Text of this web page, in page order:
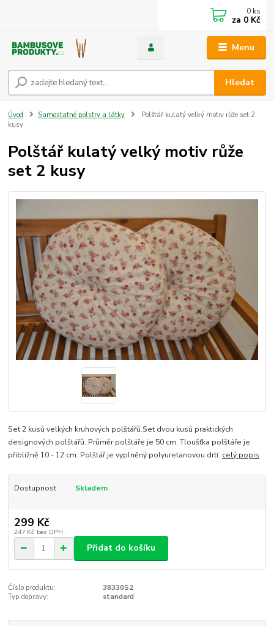
Menu
Hledat
0 ks
za 0 Kč
Úvod Samostatné polstry a látky
Polštář kulatý velký motiv růže set 2
kusy
Polštář kulatý velký motiv růže
set 2 kusy
Set 2 kusů velkých kruhových polštářů.Set dvou kusů praktických
designových polštářů. Průměr polštáře je 50 cm. Tloušťka polštáře je
přibližně 10 - 12 cm. Polštář je vyplněný polyuretanovou drtí. celý popis
Dostupnost Skladem
299 Kč
247 Kč bez DPH
Přidat do košíku
Číslo produktu:
38330S2
Typ dopravy:
standard